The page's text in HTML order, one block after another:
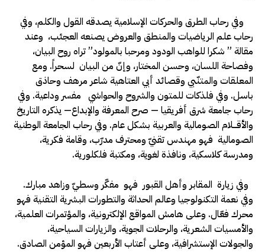
وفي رحاب الطرق والحركات الإسلامية يصدقه القول والكلم، وفي
رحاب علم الرياضيات والمنطق والعروض يصنعه العجئب، وعند
مقالة ” شكرا للواهب الودود ومرحبا بالمولود” تراه روح البيان،
وفصاحة اللسان، وحسن المختار، وإنّ من البيان لسحراً. ومع
المعلقات والمتنّبي وقصائد أبي العتاهية شاعر مرهف وحاذق
باسل. وفي فلذكات للمتون والشروح والحواشي مفسر وداعية. وفي
رحاب جامعة شرق أفريقيا — صرح المعرفة والإبداع— يذكره التاريخ
والأقـــلام الصومالية والعربية بشكل عام. وفي رحاب الجامعة الوطنية
الصومالية فهو مهندس تقنيّ ومحترف مدرّب، وقامة فكرية،
ومدرسة كلاسكية، ونافذة لغوية، ومكتبة فلكلورية.
وفي زيارة المقابر وأهل القبور فهو مفكّر وسطيّ وزاهد مبارك.
وفي نعمة التكنولوجيا وعالم الحداثة والتطورات البشرية التقنية فهو
محرك فعّال. وعلى هامش المواقع الإلكترونية، والمؤتمرات العلمية،
والأمسيات الشعرية، والرحلات الجوية، والزيارات السياحية،
والجولات الإستشرافية، وعلى أعتاب الأربعين فهو المؤمن الصادق.